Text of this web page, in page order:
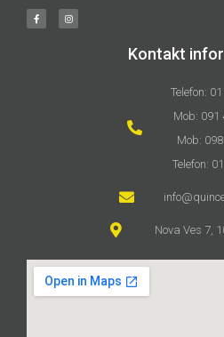
Kontakt
Telefon:
Mob: 091
Mob:
Telefon:
Nova Ves 7,